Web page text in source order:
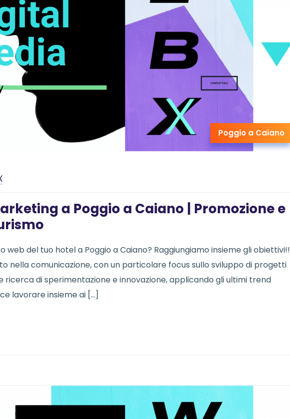
Poggio a Caiano
a Poggio a Caiano | Promozione e
web del tuo hotel a Poggio a Caiano? Raggiungiamo insieme gli obiettivi!!
nella comunicazione, con un particolare focus sullo sviluppo di progetti
ricerca di sperimentazione e innovazione, applicando gli ultimi trend
lavorare insieme ai […]